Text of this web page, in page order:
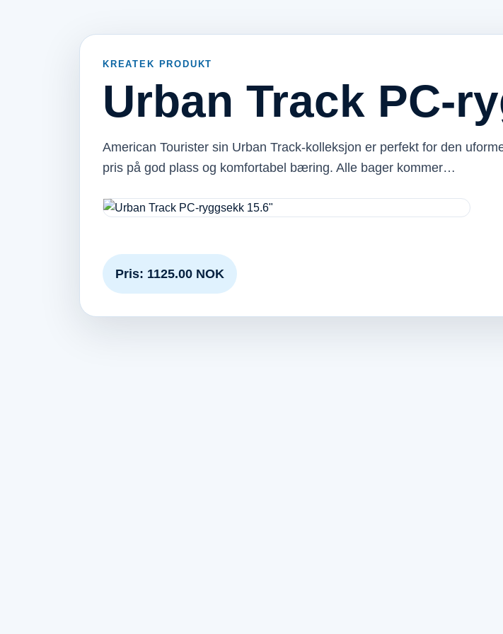
KREATEK PRODUKT
Urban Track PC-
American Tourister sin Urban Track-kolleksjon er perfekt for den
pris på god plass og komfortabel bæring. Alle bager kommer…
Pris: 1125.00 NOK